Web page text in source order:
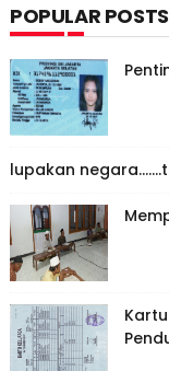
POPULAR POSTS
lupakan